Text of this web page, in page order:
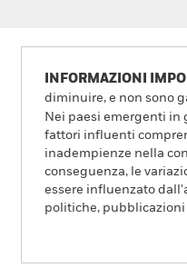
INFORMAZIONI
diminuire, e non sono
Nei paesi emergenti in
fattori influenti
inadempienze nella
conseguenza, le
essere influenzato
politiche,